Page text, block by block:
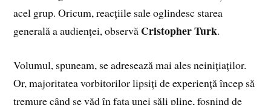
acel grup. Oricum, reacțiile sale oglindesc starea
generală a audienței, observă Cristopher Turk.
Volumul, spuneam, se adresează mai ales neinițiaților.
Or, majoritatea vorbitorilor lipsiți de experiență încep să
tremure când se văd în fața unei săli pline, foșnind de